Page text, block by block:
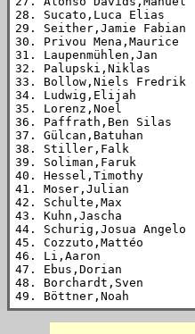
28. Sucato,Luca Elias
29. Seither,Jamie
30. Privou Mena,Maurice
31. Laupenmühlen,Jan
32. Palupski,Niklas
33. Bollow,Niels Fredrik
34. Ludwig,Elijah
35. Lorenz,Noel
36. Paffrath,Ben Silas
37. Gülcan,Batuhan
38. Stiller,Falk
39. Soliman,Faruk
40. Hessel,Timothy
41. Moser,Julian
42. Schulte,Max
43. Kuhn,Jascha
44. Schurig,Josua
45. Cozzuto,Mattéo
46. Li,Aaron
47. Ebus,Dorian
48. Borchardt,Sven
49. Böttner,Noah